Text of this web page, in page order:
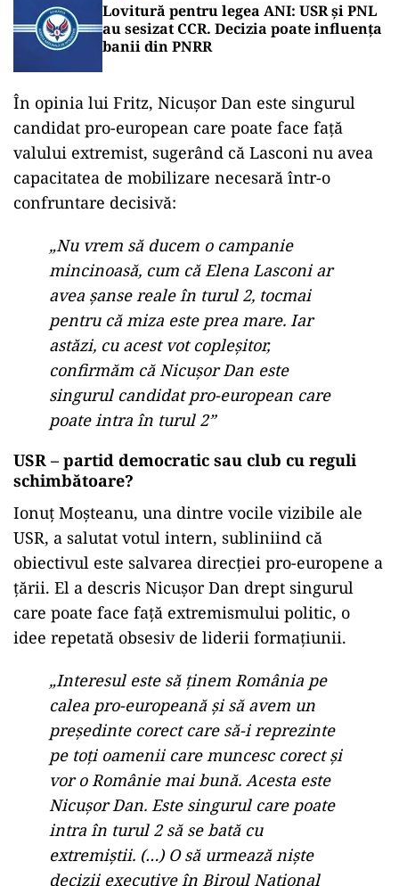
Lovitură pentru legea ANI: USR și PNL
au sesizat CCR. Decizia poate influența
banii din PNRR
În opinia lui Fritz, Nicușor Dan este singurul
candidat pro-european care poate face față
valului extremist, sugerând că Lasconi nu avea
capacitatea de mobilizare necesară într-o
confruntare decisivă:
„Nu vrem să ducem o campanie
mincinoasă, cum că Elena Lasconi ar
avea șanse reale în turul 2, tocmai
pentru că miza este prea mare. Iar
astăzi, cu acest vot copleșitor,
confirmăm că Nicușor Dan este
singurul candidat pro-european care
poate intra în turul 2”
USR – partid democratic sau club cu reguli
schimbătoare?
Ionuț Moșteanu, una dintre vocile vizibile ale
USR, a salutat votul intern, subliniind că
obiectivul este salvarea direcției pro-europene a
țării. El a descris Nicușor Dan drept singurul
care poate face față extremismului politic, o
idee repetată obsesiv de liderii formațiunii.
„Interesul este să ținem România pe
calea pro-europeană și să avem un
președinte corect care să-i reprezinte
pe toți oamenii care muncesc corect și
vor o Românie mai bună. Acesta este
Nicușor Dan. Este singurul care poate
intra în turul 2 să se bată cu
extremiștii. (…) O să urmează niște
decizii executive în Biroul Național